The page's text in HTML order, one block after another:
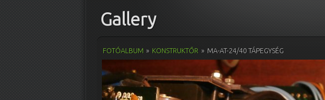
Gallery
FOTÓALBUM » KONSTRUKTŐR » MA-AT-24/40 TÁPEGYSÉG